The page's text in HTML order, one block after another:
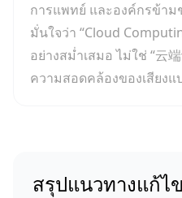
การแพทย์ และองค์กรข้าม
มั่นใจว่า “Cloud
อย่างสม่ำเสมอ ไม่ใช่ “云
ความสอดคล้องของเสียงแ
สรุปแนวทางแก้ไ